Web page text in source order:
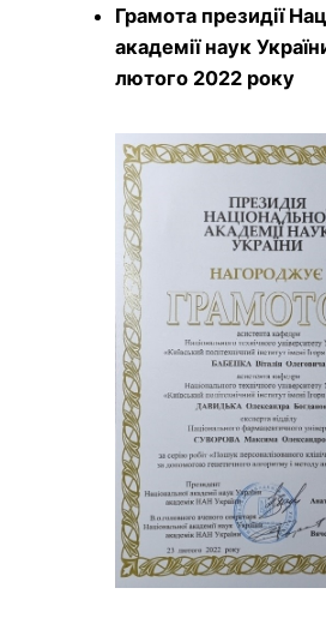
Грамота президії
академії наук
лютого 2022 року